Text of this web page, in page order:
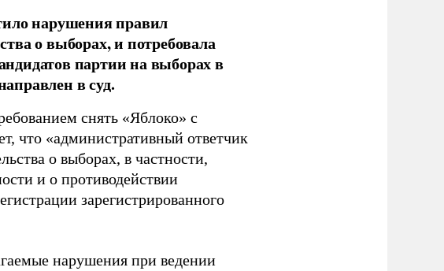
нарушения правил
о выборах, и потребовала
партии на выборах в
в суд.
снять «Яблоко» с
что «административный ответчик
о выборах, в частности,
и о противодействии
зарегистрированного
нарушения при ведении